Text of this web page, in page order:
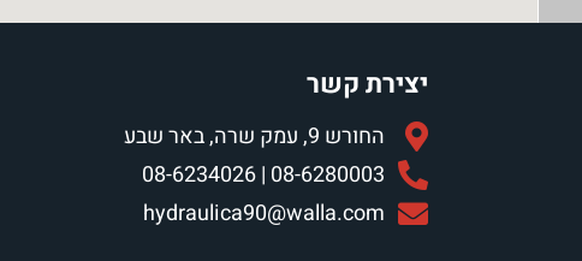
יצירת קשר
החורש 9, עמק שרה, באר שבע
08-6280003 | 08-6234026
hydraulica90@walla.com